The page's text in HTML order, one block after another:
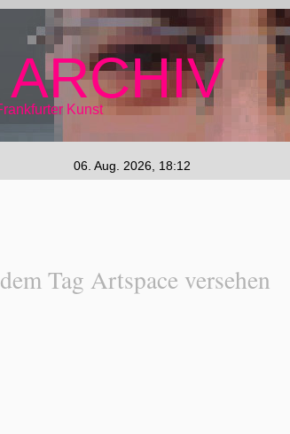
ARCHIV
Kunst
06. Aug. 2026, 18:12
Tag Artspace versehen